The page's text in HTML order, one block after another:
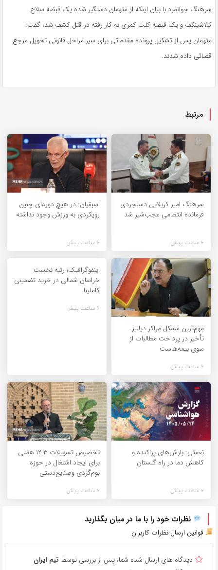
سرهنگ جوانمرد با بیان اینکه از متهمان دستگیر شده یک قبضه سلاح
کلاشینکف و یک قبضه کلت کمری به کار رفته در قتل کشف شد، گفت:
متهمان پس از تشکیل پرونده مقدماتی برای سیر مراحل قانونی تحویل مرجع
قضائی داده شدند.
مرتبط
سرهنگ امیر کربلایی دستجردی
فرمانده انتظامی عجب‌شیر شد
6 ساعت پیش
اسبقیان: در هیچ دوره‌ای چنین
رویکردی به ورزش وجود نداشته
6 ساعت پیش
مهم‌ترین مشکل مراکز دیالیز
تأخیر در پرداخت مطالبات از
سوی بیمه‌هاست
6 ساعت پیش
اینفوگرافیک؛ رتبه نخست
خراسان شمالی در خرید تضمینی
کاملینا
6 ساعت پیش
نعمتی: بارش‌های پراکنده و
کاهش دما در راه گلستان
6 ساعت پیش
تخصیص تسهیلات ۱۲.۳ همتی
برای ایجاد اشتغال در حوزه
بوم‌گردی وصنایع‌دستی
6 ساعت پیش
نظرات خود را با ما در میان بگذارید
قوانین ارسال نظرات کاربران
دیدگاه های ارسال شده شما، پس از بررسی توسط تیم ایران